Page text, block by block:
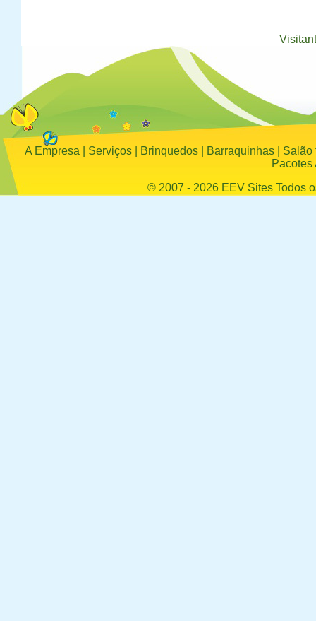
A Empresa Serviços Brinquedos Barraquinhas
Salão
Pacotes
© 2007 - 2026 EEV Sites Todos